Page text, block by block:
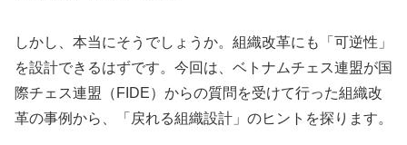
しかし、本当にそうでしょうか。組織改革にも「可逆性」
を設計できるはずです。今回は、ベトナムチェス連盟が国
際チェス連盟（FIDE）からの質問を受けて行った組織改
革の事例から、「戻れる組織設計」のヒントを探ります。